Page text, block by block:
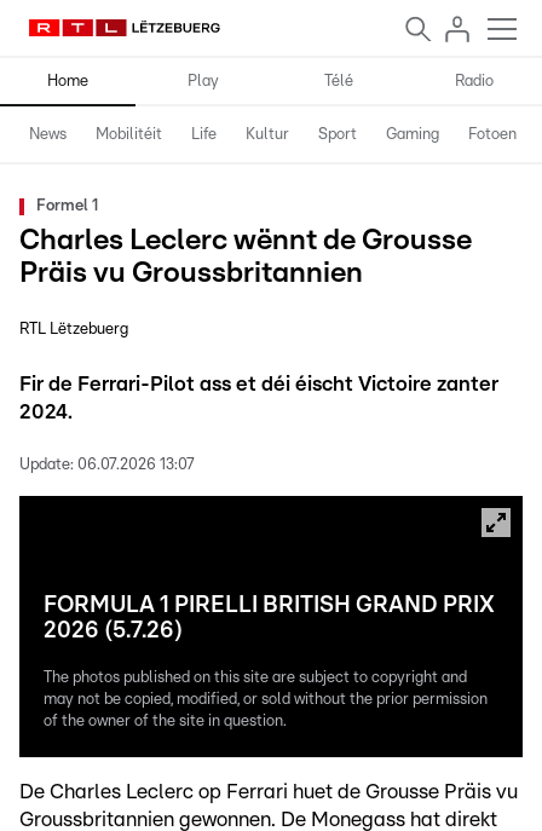
Home Play Télé Radio
News Mobilitéit Life Kultur Sport Gaming Fotoen
Formel 1
Charles Leclerc wënnt de Grousse
Präis vu Groussbritannien
RTL Lëtzebuerg
Fir de Ferrari-Pilot ass et déi éischt Victoire zanter
2024.
Update: 06.07.2026 13:07
FORMULA 1 PIRELLI BRITISH GRAND PRIX
2026 (5.7.26)
The photos published on this site are subject to copyright and
may not be copied, modified, or sold without the prior permission
of the owner of the site in question.
De Charles Leclerc op Ferrari huet de Grousse Präis vu
Groussbritannien gewonnen. De Monegass hat direkt